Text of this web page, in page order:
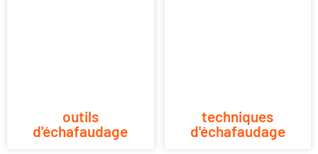
outils
d'échafaudage
techniques
d'échafaudage